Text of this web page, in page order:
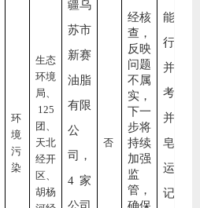
环
境
污
染
生态
环境
局、
125
团、
天北
经开
区、
胡杨
疆乌
苏市
新赛
油脂
有限
公
司，
4家
否
经核
查，
反映
问题
不属
实，
下一
步将
持续
加强
监
管，
能力进
行核实
并实地
考察，
并建立
皂脚转
运台账
记录，